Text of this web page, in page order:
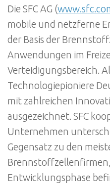
Die SFC AG (
mobile und netzferne
der Basis der
Anwendungen im
Verteidigungsbereich.
Technologiepioniere
mit zahlreichen
ausgezeichnet. SFC
Unternehmen
Gegensatz zu den
Entwicklungsphase